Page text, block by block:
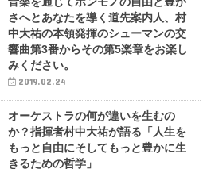
さへとあなたを導く道先案内人、村
中大祐の本領発揮のシューマンの交
響曲第3番からその第5楽章をお楽し
みください。
2019.02.24
オーケストラの何が違いを生むの
か？指揮者村中大祐が語る「人生を
もっと自由にそしてもっと豊かに生
きるための哲学」